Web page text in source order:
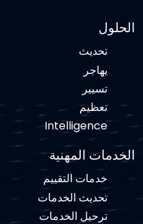
الحلول
تحديث
يهاجر
تسيير
تعظيم
Intelligence
الخدمات المهنية
خدمات التقييم
تحديث الخدمات
ترحيل الخدمات